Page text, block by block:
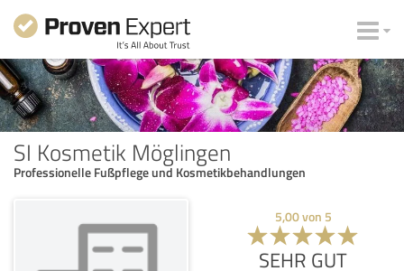
SI Kosmetik Möglingen
Professionelle Fußpflege und Kosmetikbehandlungen
5,00von 5
SEHR GUT